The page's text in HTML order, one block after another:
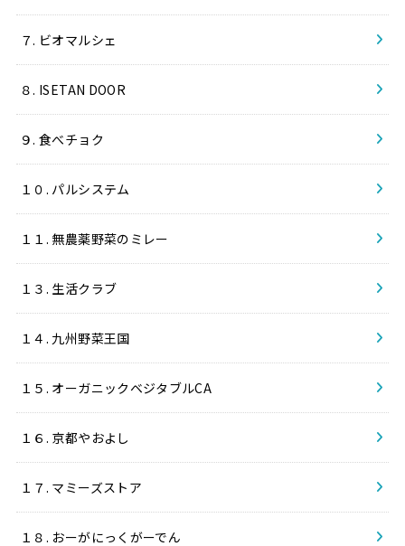
７. ビオマルシェ
８. ISETAN DOOR
９. 食べチョク
１０. パルシステム
１１. 無農薬野菜のミレー
１３. 生活クラブ
１４. 九州野菜王国
１５. オーガニックベジタブルCA
１６. 京都やおよし
１７. マミーズストア
１８. おーがにっくがーでん